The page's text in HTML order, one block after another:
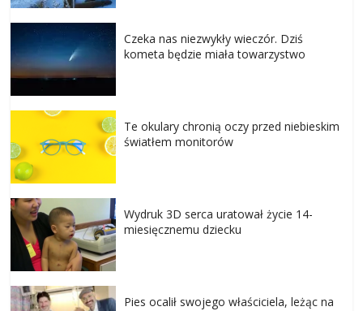
Czeka nas niezwykły wieczór. Dziś
kometa będzie miała towarzystwo
Te okulary chronią oczy przed niebieskim
światłem monitorów
Wydruk 3D serca uratował życie 14-
miesięcznemu dziecku
Pies ocalił swojego właściciela, leżąc na